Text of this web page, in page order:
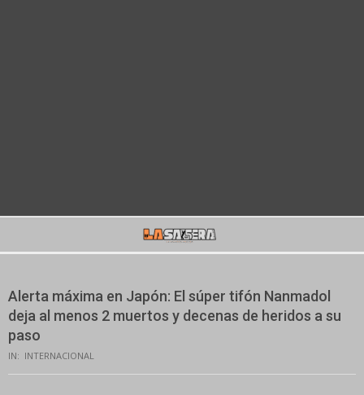
Alerta máxima en Japón: El súper tifón Nanmadol
deja al menos 2 muertos y decenas de heridos a su
paso
IN: INTERNACIONAL